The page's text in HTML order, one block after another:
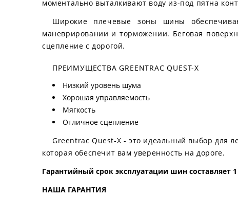
моментально выталкивают воду из-под пятна
Широкие плечевые зоны шины
маневрировании и торможении. Беговая
сцепление с дорогой.
ПРЕИМУЩЕСТВА GREENTRAC QUEST-X
Низкий уровень шума
Хорошая управляемость
Мягкость
Отличное сцепление
Greentrac Quest-X - это идеальный выбор для
которая обеспечит вам уверенность на дороге.
Гарантийный срок эксплуатации шин составляет 1
НАША ГАРАНТИЯ